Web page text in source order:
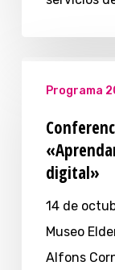
Programa
digital»
14 de
Museo
Alfons